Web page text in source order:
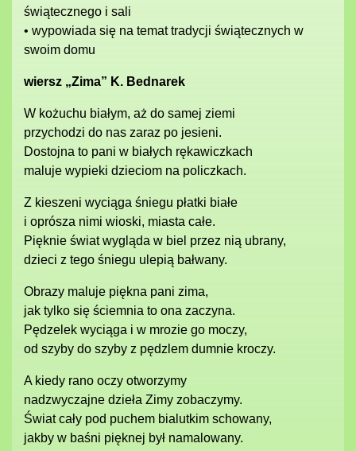
świątecznego i sali
• wypowiada się na temat tradycji świątecznych w
swoim domu
wiersz „Zima” K. Bednarek
W kożuchu białym, aż do samej ziemi
przychodzi do nas zaraz po jesieni.
Dostojna to pani w białych rękawiczkach
maluje wypieki dzieciom na policzkach.
Z kieszeni wyciąga śniegu płatki białe
i oprósza nimi wioski, miasta całe.
Pięknie świat wygląda w biel przez nią ubrany,
dzieci z tego śniegu ulepią bałwany.
Obrazy maluje piękna pani zima,
jak tylko się ściemnia to ona zaczyna.
Pędzelek wyciąga i w mrozie go moczy,
od szyby do szyby z pędzlem dumnie kroczy.
A kiedy rano oczy otworzymy
nadzwyczajne dzieła Zimy zobaczymy.
Świat cały pod puchem bialutkim schowany,
jakby w baśni pięknej był namalowany.